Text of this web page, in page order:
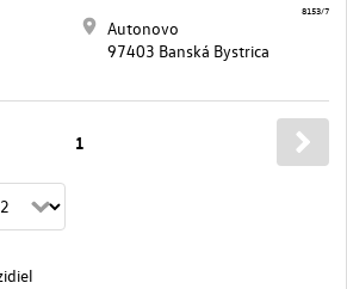
Autonovo
97403 Banská Bystrica
8153/7
1